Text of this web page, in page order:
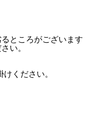
ところがございます
い。
ください。